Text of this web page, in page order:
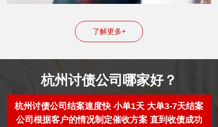
了解更多+
杭州讨债公司哪家好？
杭州讨债公司结案速度快 小单1天 大单3-7天结案
公司根据客户的情况制定催收方案 直到收债成功